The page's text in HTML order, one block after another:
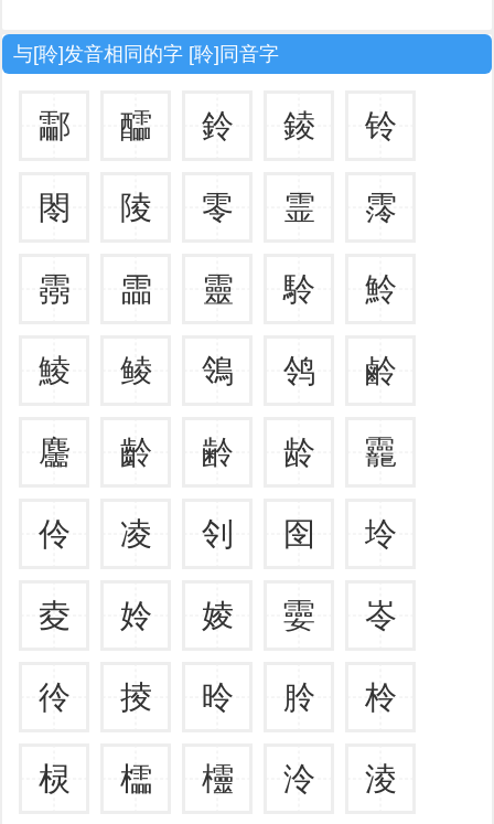
与[聆]发音相同的字 [聆]同音字
酃 醽 鈴 錂 铃
閝 陵 零 霊 霗
霛 霝 靈 駖 魿
鯪 鲮 鴒 鸰 鹷
麢 齡 齢 龄 龗
伶 凌 刢 囹 坽
夌 姈 婈 孁 岺
彾 掕 昤 朎 柃
棂 櫺 欞 泠 淩